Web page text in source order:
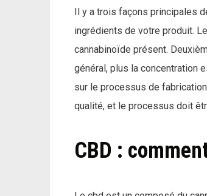
Il y a trois façons principales
ingrédients de votre produit.
cannabinoïde présent.
général, plus la concentration
sur le processus de
qualité, et le processus doit
CBD :